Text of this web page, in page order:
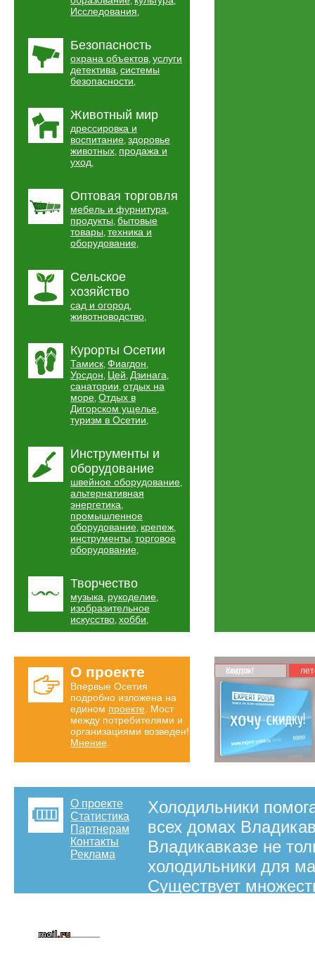
Исследования,
Безопасность
охрана объектов, услуги
детектива, системы
безопасности,
Животный мир
дрессировка и
воспитание, здоровье
животных, продажа и
уход,
Оптовая торговля
мебель и фурнитура,
продукты, бытовые
товары, техника и
оборудование,
Сельское
хозяйство
сад и огород,
животноводство,
Курорты Осетии
Тамиск, Фиагдон,
Урсдон, Цей, Дзинага,
санатории, отдых на
море, Отдых в
Дигорском ущелье,
туризм в Осетии,
Инструменты и
оборудование
швейное оборудование,
альтернативная
энергетика,
промышленное
оборудование, крепеж,
инструменты, торговое
оборудование,
Творчество
музыка, рукоделие,
изобразительное
искусство, хобби,
О проекте
Впервые Осетия
подробно изложена на
едином проекте . Мост
между потребителями и
организациями возведен!
Мнение
Карта скидок!
О проекте
Статистика
Партнерам
Контакты
Реклама
Холодильники
всех домах
Владикавказе не
холодильники для
Существует